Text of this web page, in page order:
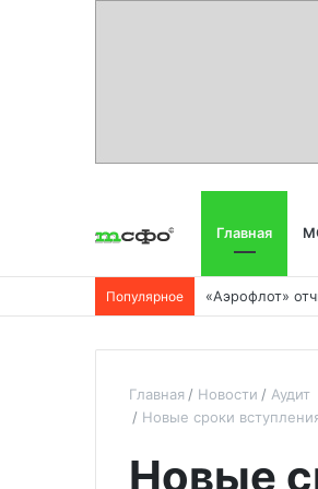
Главная
Популярное
Главная Новости
Аудит
Новые сроки
Новые